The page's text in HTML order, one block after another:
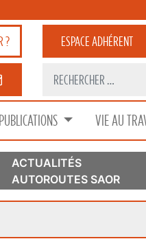
? ESPACEADHÉRENT
PUBLICATIONS VIE AU
ACTUALITÉS
AUTOROUTES SAOR